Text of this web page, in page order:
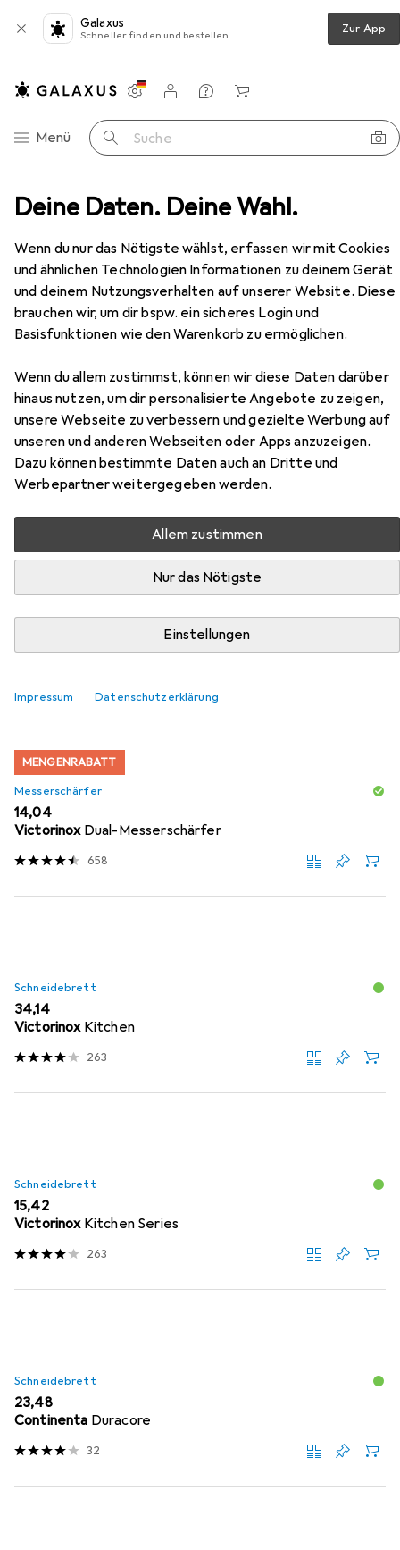
Deine Daten. Deine Wahl.
Wenn du nur das Nötigste wählst, erfassen wir mit Cookies
und ähnlichen Technologien Informationen zu deinem Gerät
und deinem Nutzungsverhalten auf unserer Website. Diese
brauchen wir, um dir bspw. ein sicheres Login und
Basisfunktionen wie den Warenkorb zu ermöglichen.
Wenn du allem zustimmst, können wir diese Daten darüber
hinaus nutzen, um dir personalisierte Angebote zu zeigen,
unsere Webseite zu verbessern und gezielte Werbung auf
unseren und anderen Webseiten oder Apps anzuzeigen.
Dazu können bestimmte Daten auch an Dritte und
Werbepartner weitergegeben werden.
Allem zustimmen
Nur das Nötigste
Einstellungen
Impressum Datenschutzerklärung
Galaxus
Schneller finden und bestellen Zur App
Navigation nach Kategorien
Menü Suche
Einstellungen
Kundenkonto
Vergleichslisten
Merklisten
Warenkorb
Hair Design Mondadormesser serie universal 75 mm
EUR
10,95 bei 4 Stück
Arcos Hair DesignMondadormesser
serie universal 75 mm
7.50 cm
Zubehör für Arcos Hair Design
Mondadormesser serie universal
75 mm
Hier findest du passendes Zubehör zum Produkt Arcos
Hair Design Mondadormesser serie universal 75 mm aus
den Kategorien Messerschärfer und Schneidebrett.
Relevanz
MENGENRABATT
Messerschärfer
EUR
14,04
Victorinox Dual-Messerschärfer
658
Schneidebrett
EUR
34,14
Victorinox Kitchen
263
Schneidebrett
EUR
15,42
Victorinox Kitchen Series
263
Schneidebrett
EUR
23,48
Continenta Duracore
32